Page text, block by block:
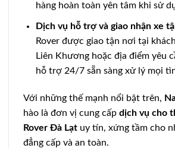
hàng hoàn toàn yên tâm khi sử
Dịch vụ hỗ trợ và giao nhận xe
Rover được giao tận nơi tại
Liên Khương hoặc địa điểm yêu
hỗ trợ 24/7 sẵn sàng xử lý mọi
Với những thế mạnh nổi bật trên,
hào là đơn vị cung cấp dịch vụ cho
Rover Đà Lạt uy tín, xứng tầm cho
đẳng cấp và an toàn.